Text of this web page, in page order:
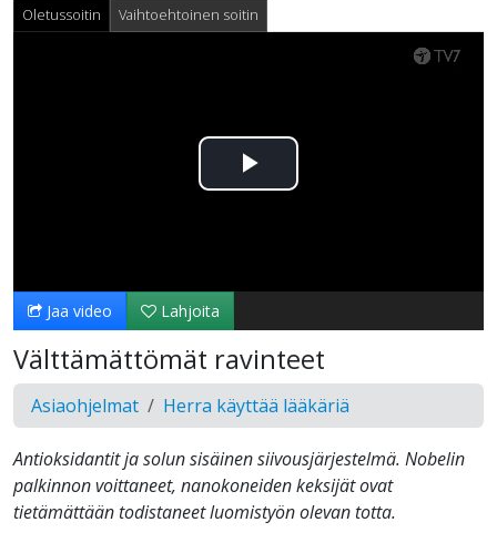
Oletussoitin Vaihtoehtoinen soitin
Toista
Jaa video Lahjoita
Välttämättömät ravinteet
Asiaohjelmat Herra käyttää lääkäriä
Antioksidantit ja solun sisäinen siivousjärjestelmä. Nobelin
palkinnon voittaneet, nanokoneiden keksijät ovat
tietämättään todistaneet luomistyön olevan totta.